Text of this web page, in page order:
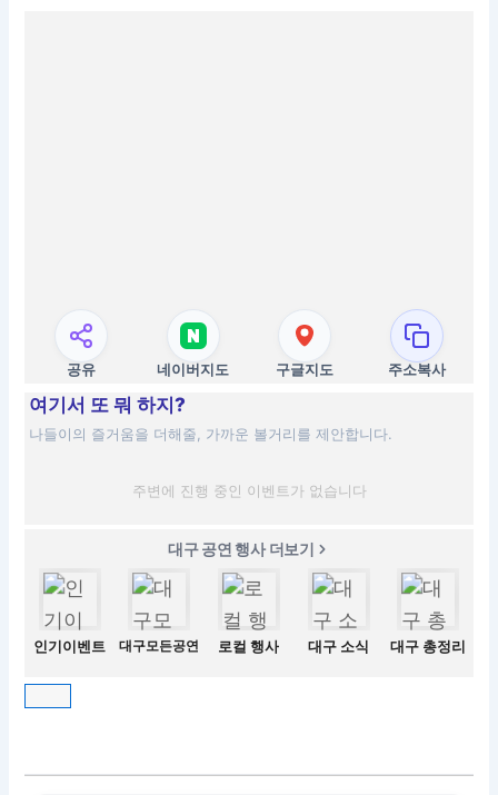
공유 네이버지도 구글지도 주소복사
여기서 또 뭐 하지?
나들이의 즐거움을 더해줄, 가까운 볼거리를 제안합니다.
주변에 진행 중인 이벤트가 없습니다
대구 공연 행사 더보기
인기이벤트 대구모든공연 로컬 행사 대구 소식 대구 총정리